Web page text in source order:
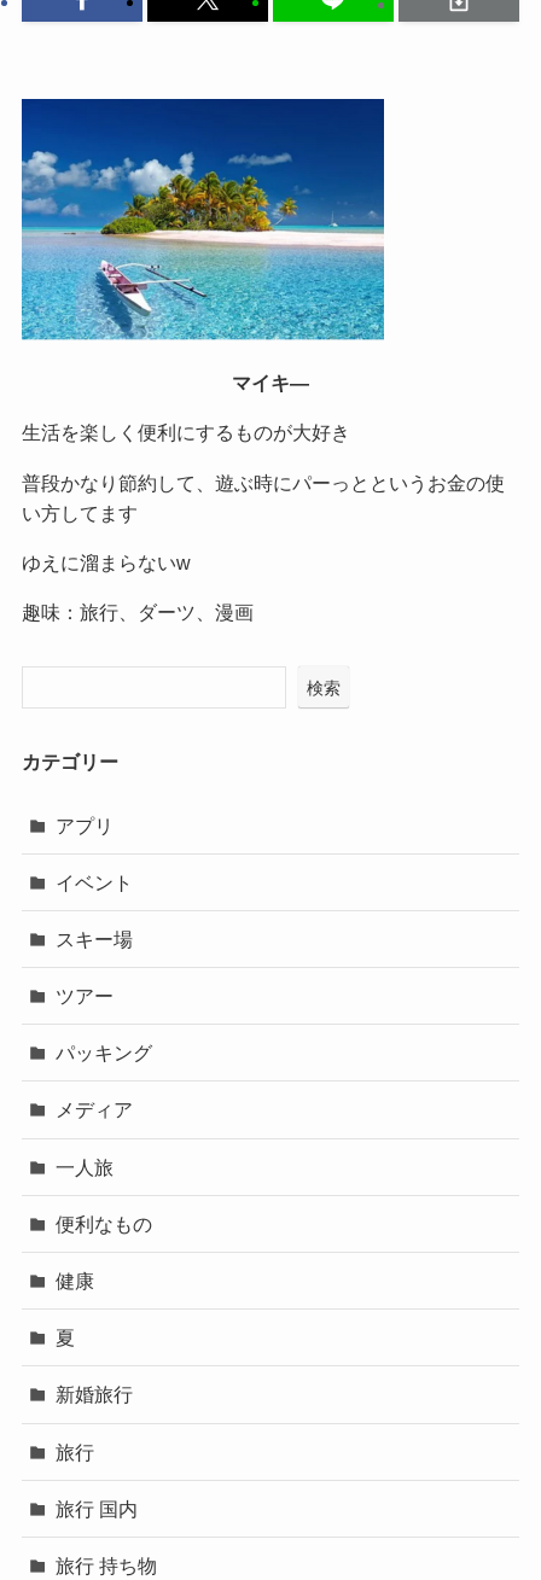
マイキ―
生活を楽しく便利にするものが大好き
普段かなり節約して、遊ぶ時にパーっとというお金の使
い方してます
ゆえに溜まらないw
趣味：旅行、ダーツ、漫画
検索
カテゴリー
アプリ
イベント
スキー場
ツアー
パッキング
メディア
一人旅
便利なもの
健康
夏
新婚旅行
旅行
旅行 国内
旅行 持ち物